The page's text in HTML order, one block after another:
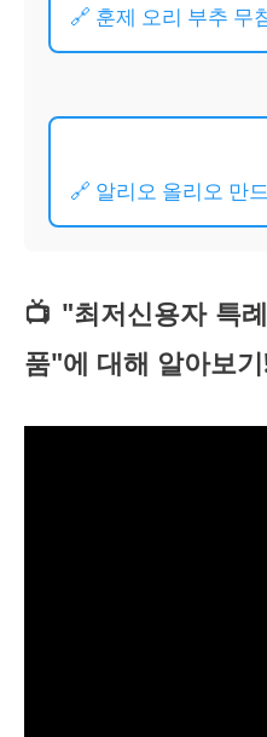
🔗 훈제 오리 부추 무
🔗 알리오 올리오 만
📺 "최저신용자 특
품"에 대해 알아보